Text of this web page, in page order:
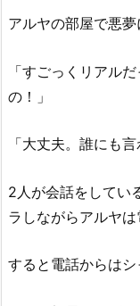
アルヤの部屋で悪夢
「すごっくリアル
の！」
「大丈夫。誰にも
2人が会話をしてい
ラしながらアルヤは
すると電話からは